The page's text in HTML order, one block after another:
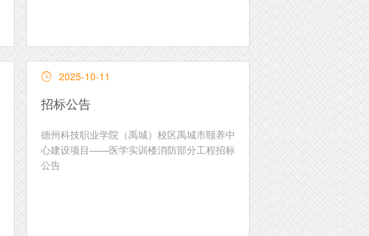
 2025-10-11
招标公告
德州科技职业学院（禹城）校区禹城市颐养中
心建设项目——医学实训楼消防部分工程招标
公告